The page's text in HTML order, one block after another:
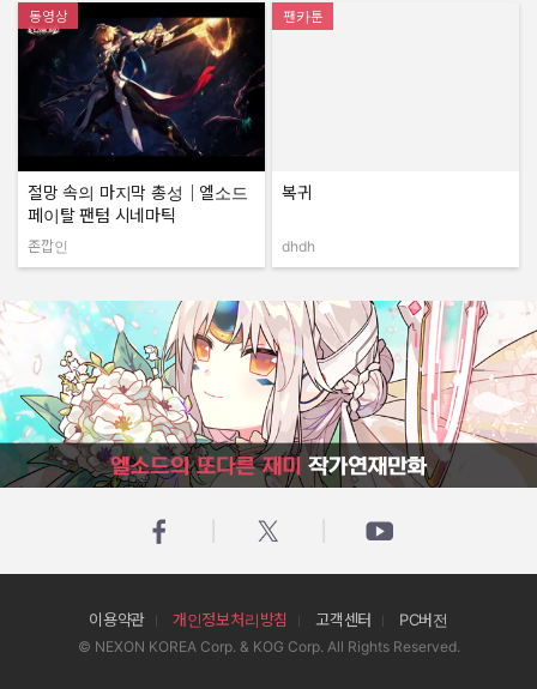
동영상
절망 속의 마지막 총성｜엘소드
페이탈 팬텀 시네마틱
작성자:
존깝인
팬카툰
복귀
dhdh
엘소드의 또다른 재미 작가연재만화
이용약관 개인정보처리방침 고객센터 PC버전
© NEXON KOREA Corp. & KOG Corp. All Rights Reserved.